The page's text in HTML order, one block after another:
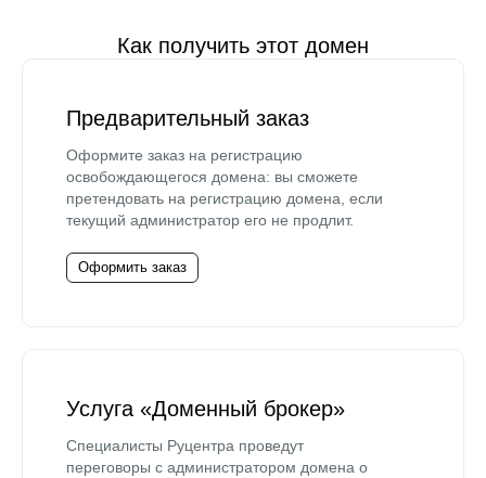
Как получить этот домен
Предварительный заказ
Оформите заказ на регистрацию
освобождающегося домена: вы сможете
претендовать на регистрацию домена, если
текущий администратор его не продлит.
Оформить заказ
Услуга «Доменный брокер»
Специалисты Руцентра проведут
переговоры с администратором домена о